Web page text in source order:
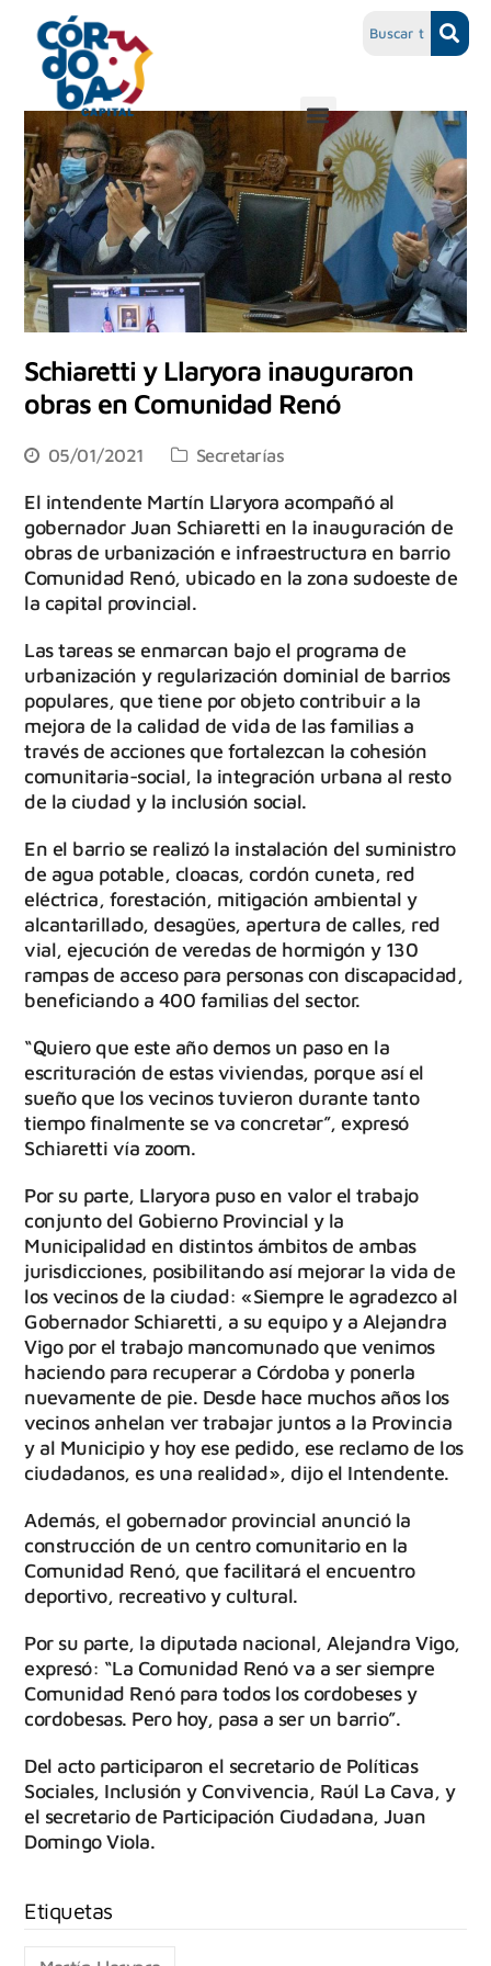
Schiaretti y Llaryora inauguraron
obras en Comunidad Renó
05/01/2021 Secretarías
El intendente Martín Llaryora acompañó al
gobernador Juan Schiaretti en la inauguración de
obras de urbanización e infraestructura en barrio
Comunidad Renó, ubicado en la zona sudoeste de
la capital provincial.
Las tareas se enmarcan bajo el programa de
urbanización y regularización dominial de barrios
populares, que tiene por objeto contribuir a la
mejora de la calidad de vida de las familias a
través de acciones que fortalezcan la cohesión
comunitaria-social, la integración urbana al resto
de la ciudad y la inclusión social.
En el barrio se realizó la instalación del suministro
de agua potable, cloacas, cordón cuneta, red
eléctrica, forestación, mitigación ambiental y
alcantarillado, desagües, apertura de calles, red
vial, ejecución de veredas de hormigón y 130
rampas de acceso para personas con discapacidad,
beneficiando a 400 familias del sector.
“Quiero que este año demos un paso en la
escrituración de estas viviendas, porque así el
sueño que los vecinos tuvieron durante tanto
tiempo finalmente se va concretar”, expresó
Schiaretti vía zoom.
Por su parte, Llaryora puso en valor el trabajo
conjunto del Gobierno Provincial y la
Municipalidad en distintos ámbitos de ambas
jurisdicciones, posibilitando así mejorar la vida de
los vecinos de la ciudad: «Siempre le agradezco al
Gobernador Schiaretti, a su equipo y a Alejandra
Vigo por el trabajo mancomunado que venimos
haciendo para recuperar a Córdoba y ponerla
nuevamente de pie. Desde hace muchos años los
vecinos anhelan ver trabajar juntos a la Provincia
y al Municipio y hoy ese pedido, ese reclamo de los
ciudadanos, es una realidad», dijo el Intendente.
Además, el gobernador provincial anunció la
construcción de un centro comunitario en la
Comunidad Renó, que facilitará el encuentro
deportivo, recreativo y cultural.
Por su parte, la diputada nacional, Alejandra Vigo,
expresó: “La Comunidad Renó va a ser siempre
Comunidad Renó para todos los cordobeses y
cordobesas. Pero hoy, pasa a ser un barrio”.
Del acto participaron el secretario de Políticas
Sociales, Inclusión y Convivencia, Raúl La Cava, y
el secretario de Participación Ciudadana, Juan
Domingo Viola.